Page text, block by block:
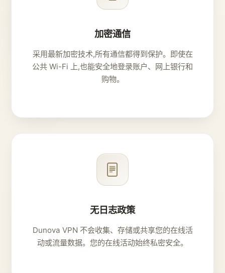
加密通信
采用最新加密技术,所有通信都得到保护。即使在
公共 Wi-Fi 上,也能安全地登录账户、网上银行和
购物。
无日志政策
Dunova VPN 不会收集、存储或共享您的在线活
动或流量数据。您的在线活动始终私密安全。